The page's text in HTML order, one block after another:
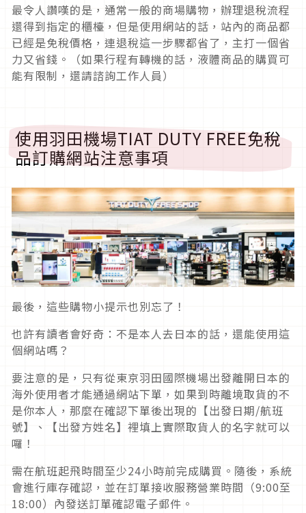
最令人讚嘆的是，通常一般的商場購物，辦理退稅流程
還得到指定的櫃檯，但是使用網站的話，站內的商品都
已經是免稅價格，連退稅這一步驟都省了，主打一個省
力又省錢。（如果行程有轉機的話，液體商品的購買可
能有限制，還請諮詢工作人員）
使用羽田機場TIAT DUTY FREE免稅
品訂購網站注意事項
最後，這些購物小提示也別忘了！
也許有讀者會好奇：不是本人去日本的話，還能使用這
個網站嗎？
要注意的是，只有從東京羽田國際機場出發離開日本的
海外使用者才能通過網站下單，如果到時離境取貨的不
是你本人，那麼在確認下單後出現的【出發日期/航班
號】、【出發方姓名】裡填上實際取貨人的名字就可以
囉！
需在航班起飛時間至少24小時前完成購買。隨後，系統
會進行庫存確認，並在訂單接收服務營業時間（9:00至
18:00）內發送訂單確認電子郵件。